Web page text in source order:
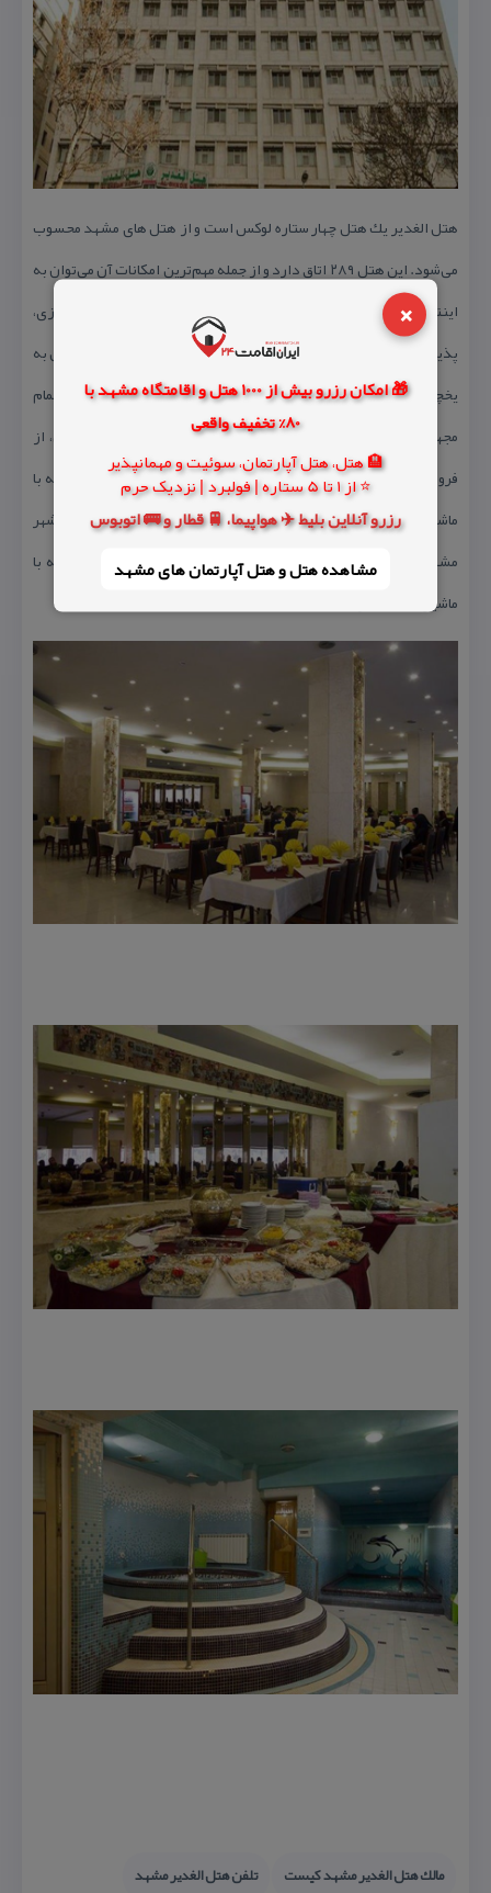
×
🎁 امکان رزرو بیش از 1000 هتل و اقامتگاه مشهد با
80% تخفیف واقعی
🏨 هتل، هتل آپارتمان، سوئیت و مهمانپذیر
⭐ از 1 تا 5 ستاره | فولبرد | نزدیک حرم
رزرو آنلاین بلیط ✈️ هواپیما، 🚆 قطار و 🚌 اتوبوس
مشاهده هتل و هتل‌ آپارتمان های مشهد
هتل الغدیر یك هتل چهار ستاره لوكس است و از هتل های مشهد محسوب
می‌شود. این هتل ۲۸۹ اتاق دارد و از جمله مهم‌ترین امكانات آن می‌توان به
اینترنت، رستوران، كافی شاپ، پاركینگ، سالن ورزشی، سونا و جكوزی،
پذیرش ۲۴ ساعته، سرویس اتاق و
خدمات CIP اشاره كرد. اتاق‌های هتل به
یخچال، تلویزیون، تهویه مطبوع، چای‌ساز، مینی‌بار، صندوق امانات و حمام
مجهز شده‌اند. هتل از حرم امام رضا علیه السلام ۳ دقیقه با ماشین، از
فرودگاه مشهد ۲۲ دقیقه با ماشین، از پایانه مسافربری مشهد ۱۹ دقیقه با
ماشین، از بازار رضا مشهد ۶ دقیقه با ماشین، از ایستگاه راه آهن شهر
مشهد ۱۰ دقیقه با ماشین و از مركز خرید الماس شرق مشهد ۲۰ دقیقه با
ماشین فاصله دارد.
مالك هتل الغدیر مشهد كیست
تلفن هتل الغدیر مشهد